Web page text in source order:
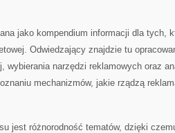
jako kompendium informacji dla tych,
Odwiedzający znajdzie tu
wybierania narzędzi reklamowych oraz
mechanizmów, jakie rządzą
jest różnorodność tematów, dzięki